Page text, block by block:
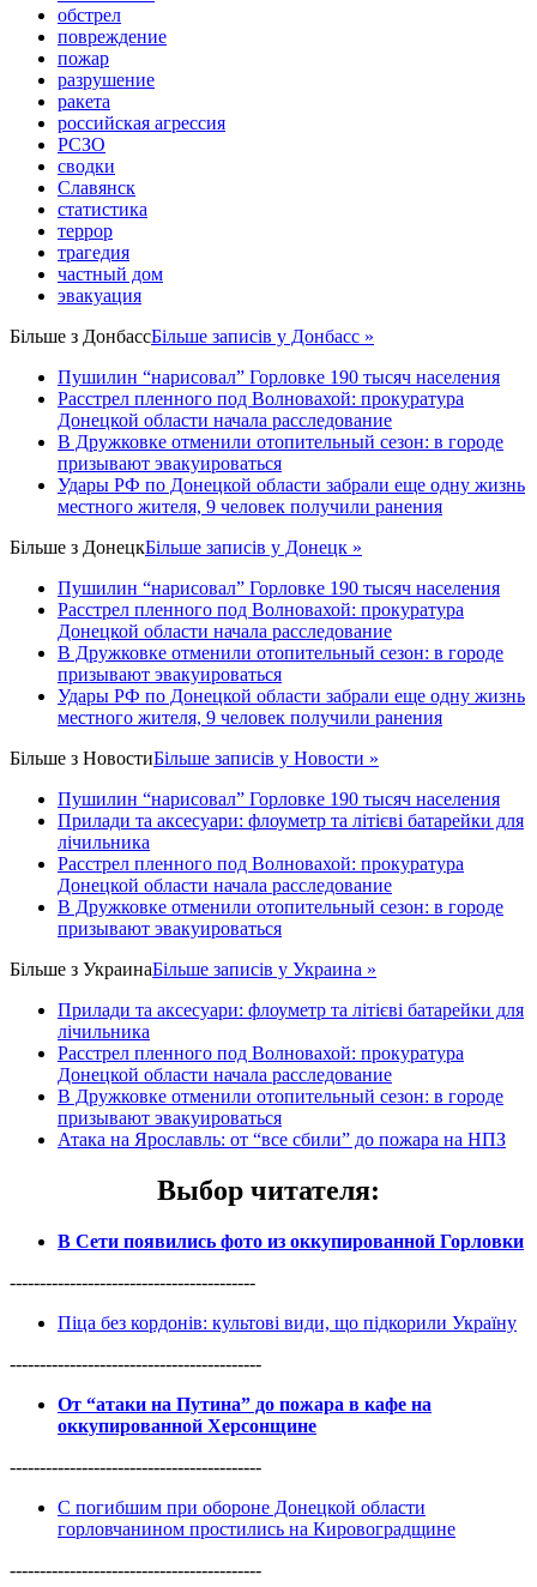
обстрел
повреждение
пожар
разрушение
ракета
российская агрессия
РСЗО
сводки
Славянск
статистика
террор
трагедия
частный дом
эвакуация
Більше з ДонбассБільше записів у Донбасс »
Пушилин “нарисовал” Горловке 190 тысяч населения
Расстрел пленного под Волновахой: прокуратура
Донецкой области начала расследование
В Дружковке отменили отопительный сезон: в городе
призывают эвакуироваться
Удары РФ по Донецкой области забрали еще одну жизнь
местного жителя, 9 человек получили ранения
Більше з ДонецкБільше записів у Донецк »
Пушилин “нарисовал” Горловке 190 тысяч населения
Расстрел пленного под Волновахой: прокуратура
Донецкой области начала расследование
В Дружковке отменили отопительный сезон: в городе
призывают эвакуироваться
Удары РФ по Донецкой области забрали еще одну жизнь
местного жителя, 9 человек получили ранения
Більше з НовостиБільше записів у Новости »
Пушилин “нарисовал” Горловке 190 тысяч населения
Прилади та аксесуари: флоуметр та літієві батарейки для
лічильника
Расстрел пленного под Волновахой: прокуратура
Донецкой области начала расследование
В Дружковке отменили отопительный сезон: в городе
призывают эвакуироваться
Більше з УкраинаБільше записів у Украина »
Прилади та аксесуари: флоуметр та літієві батарейки для
лічильника
Расстрел пленного под Волновахой: прокуратура
Донецкой области начала расследование
В Дружковке отменили отопительный сезон: в городе
призывают эвакуироваться
Атака на Ярославль: от “все сбили” до пожара на НПЗ
Выбор читателя:
В Сети появились фото из оккупированной Горловки
-----------------------------------------
Піца без кордонів: культові види, що підкорили Україну
------------------------------------------
От “атаки на Путина” до пожара в кафе на
оккупированной Херсонщине
------------------------------------------
С погибшим при обороне Донецкой области
горловчанином простились на Кировоградщине
------------------------------------------